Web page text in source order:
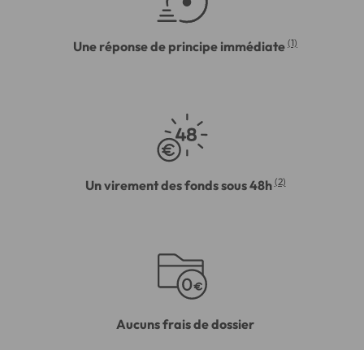
Une réponse de principe immédiate (1)
Un virement des fonds sous 48h (2)
Aucuns frais de dossier